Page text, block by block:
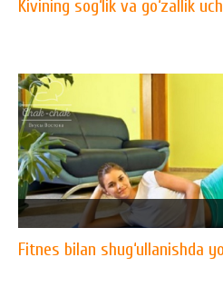
Kivining sog‘lik va go‘zallik
Fitnes bilan shug‘ullanishda